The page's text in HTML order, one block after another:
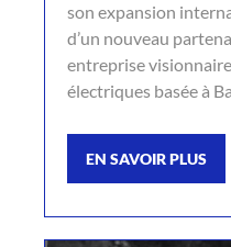
son expansion
d’un nouveau
entreprise
électriques basée à
EN SAVOIR PLUS